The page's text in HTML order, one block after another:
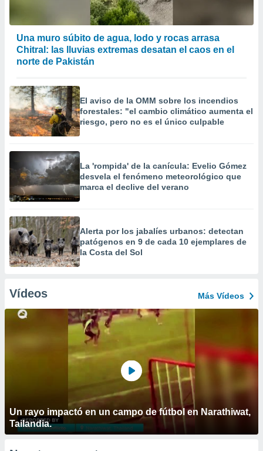
Una muro súbito de agua, lodo y rocas arrasa
Chitral: las lluvias extremas desatan el caos en el
norte de Pakistán
El aviso de la OMM sobre los incendios
forestales: "el cambio climático aumenta el
riesgo, pero no es el único culpable
La 'rompida' de la canícula: Evelio Gómez
desvela el fenómeno meteorológico que
marca el declive del verano
Alerta por los jabalíes urbanos: detectan
patógenos en 9 de cada 10 ejemplares de
la Costa del Sol
Vídeos Más Vídeos
Un rayo impactó en un campo de fútbol en Narathiwat,
Tailandia.